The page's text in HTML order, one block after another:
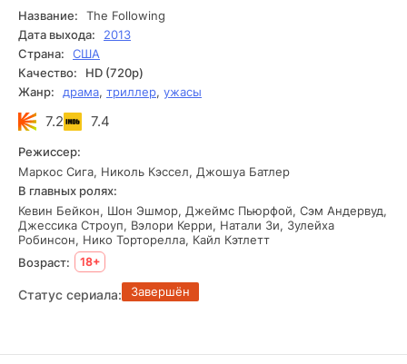
уже смог его поймать. Теперь им предстоит снова
вступить в противостояние, где на кону стоят жизни
людей.
Название:
The Following
Дата выхода:
2013
Страна:
США
Качество:
HD (720p)
Жанр:
драма, триллер, ужасы
7.2 7.4
Режиссер:
Маркос Сига, Николь Кэссел, Джошуа Батлер
В главных ролях:
Кевин Бейкон, Шон Эшмор, Джеймс Пьюрфой, Сэм Андервуд,
Джессика Строуп, Вэлори Керри, Натали Зи, Зулейха
Робинсон, Нико Торторелла, Кайл Кэтлетт
Возраст:
18+
Статус сериала: Завершён